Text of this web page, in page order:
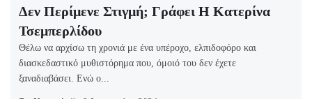
Δεν Περίμενε Στιγμή; Γράφει Η Κατερίνα
Τσεμπερλίδου
Θέλω να αρχίσω τη χρονιά με ένα υπέροχο, ελπιδοφόρο και
διασκεδαστικό μυθιστόρημα που, όμοιό του δεν έχετε
ξαναδιαβάσει. Ενώ ο...